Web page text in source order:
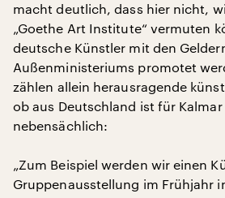
macht deutlich, dass hier nicht,
„Goethe Art Institute“ vermuten
deutsche Künstler mit den
Außenministeriums promotet
zählen allein herausragende
ob aus Deutschland ist für
nebensächlich:
„Zum Beispiel werden wir einen
Gruppenausstellung im Frühjahr